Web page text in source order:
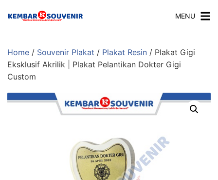
MENU
Home / Souvenir Plakat / Plakat Resin / Plakat Gigi
Eksklusif Akrilik | Plakat Pelantikan Dokter Gigi
Custom